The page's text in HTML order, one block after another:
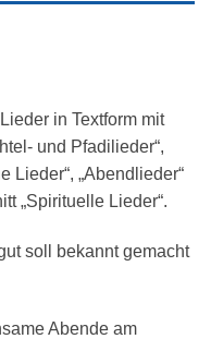
in Textform mit
und Pfadilieder“,
Lieder“, „Abendlieder“
„Spirituelle Lieder“.
soll bekannt gemacht
Abende am